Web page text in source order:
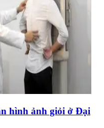
hình ảnh giỏi ở Đại